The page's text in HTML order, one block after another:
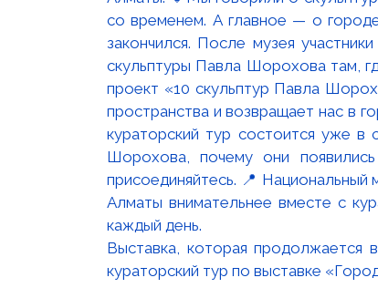
Выставка, которая продолжается
кураторский тур по выставке